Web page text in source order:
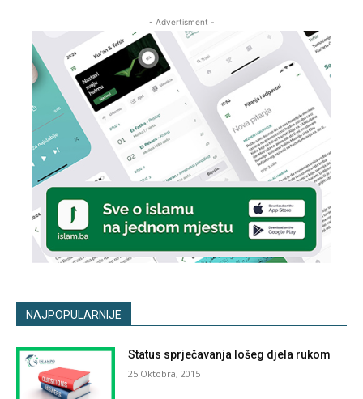
- Advertisment -
NAJPOPULARNIJE
Status sprječavanja lošeg djela rukom
25 Oktobra, 2015